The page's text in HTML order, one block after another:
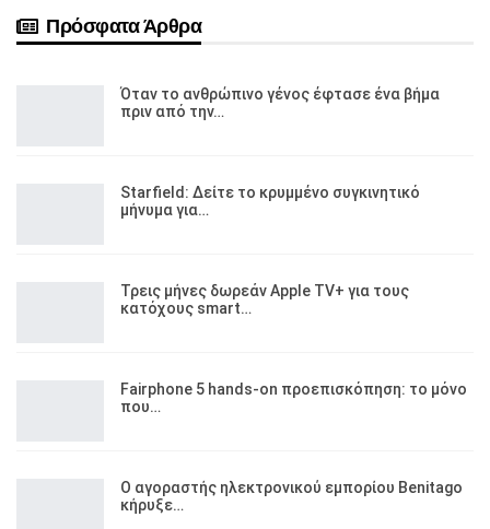
Πρόσφατα Άρθρα
Όταν το ανθρώπινο γένος έφτασε ένα βήμα
πριν από την…
Starfield: Δείτε το κρυμμένο συγκινητικό
μήνυμα για…
Τρεις μήνες δωρεάν Apple TV+ για τους
κατόχους smart…
Fairphone 5 hands-on προεπισκόπηση: το μόνο
που…
Ο αγοραστής ηλεκτρονικού εμπορίου Benitago
κήρυξε…